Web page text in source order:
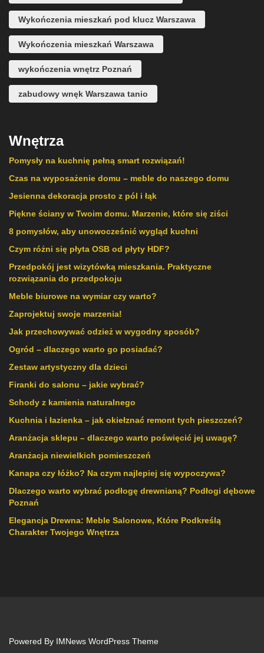
Wykończenia mieszkań pod klucz Warszawa
Wykończenia mieszkań Warszawa
wykończenia wnętrz Poznań
zabudowy wnęk Warszawa tanio
Wnętrza
Pomysły na kuchnię pełną smart rozwiązań!
Czas na wyposażenie domu – meble do naszego domu
Jesienna dekoracja prosto z pól i łąk
Piękne ściany w Twoim domu. Marzenie, które się ziści
8 pomysłów, aby unowocześnić wygląd kuchni
Czym różni się płyta OSB od płyty HDF?
Przedpokój jest wizytówką mieszkania. Praktyczne
rozwiązania do przedpokoju
Meble biurowe na wymiar czy warto?
Zaprojektuj swoje marzenia!
Jak przechowywać odzież w wygodny sposób?
Ogród – dlaczego warto go posiadać?
Zestaw artystyczny dla dzieci
Firanki do salonu – jakie wybrać?
Schody z kamienia naturalnego
Kuchnia i łazienka – jak okiełznać remont tych pieszczeń?
Aranżacja sklepu – dlaczego warto poświęcić jej uwagę?
Aranżacja niewielkich pomieszczeń
Kanapa czy łóżko? Na czym najlepiej się wypoczywa?
Dlaczego warto wybrać podłogę drewnianą? Podłogi dębowe
Poznań
Elegancja Drewna: Meble Salonowe, Które Podkreślą
Charakter Twojego Wnętrza
Powered By IMNews WordPress Theme